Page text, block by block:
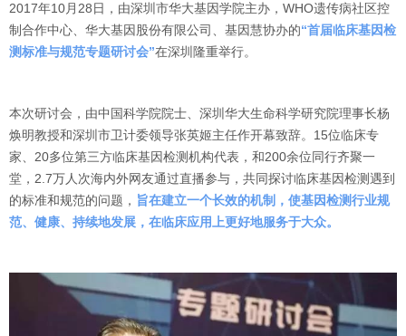
2017年10月28日，由深圳市华大基因学院主办，WHO遗传病社区控
制合作中心、华大基因股份有限公司、基因慧协办的“首届临床基因检
测标准与规范专题研讨会”在深圳隆重举行。
本次研讨会，由中国科学院院士、深圳华大生命科学研究院理事长杨
焕明教授和深圳市卫计委领导张英姬主任作开幕致辞。15位临床专
家、20多位第三方临床基因检测机构代表，和200余位同行齐聚一
堂，2.7万人次海内外网友通过直播参与，共同探讨临床基因检测遇到
的标准和规范的问题， 旨在建立一个长效的机制，使基因检测行业规
范、健康、持续地发展，在临床应用上更好地服务于大众。